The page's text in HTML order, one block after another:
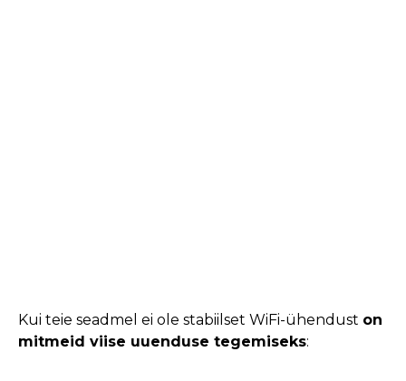
Kui teie seadmel ei ole stabiilset WiFi-ühendust on
mitmeid viise uuenduse tegemiseks: